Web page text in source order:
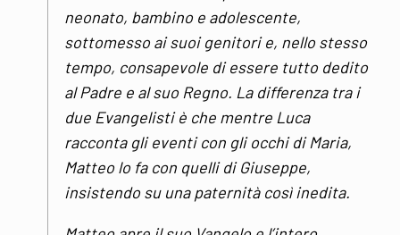
neonato, bambino e adolescente,
sottomesso ai suoi genitori e, nello stesso
tempo, consapevole di essere tutto dedito
al Padre e al suo Regno. La differenza tra i
due Evangelisti è che mentre Luca
racconta gli eventi con gli occhi di Maria,
Matteo lo fa con quelli di Giuseppe,
insistendo su una paternità così inedita.